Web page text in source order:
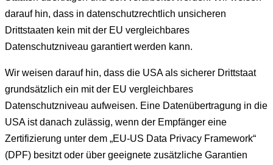
darauf hin, dass in datenschutzrechtlich unsicheren
Drittstaaten kein mit der EU vergleichbares
Datenschutzniveau garantiert werden kann.
Wir weisen darauf hin, dass die USA als sicherer Drittstaat
grundsätzlich ein mit der EU vergleichbares
Datenschutzniveau aufweisen. Eine Datenübertragung in die
USA ist danach zulässig, wenn der Empfänger eine
Zertifizierung unter dem „EU-US Data Privacy Framework“
(DPF) besitzt oder über geeignete zusätzliche Garantien